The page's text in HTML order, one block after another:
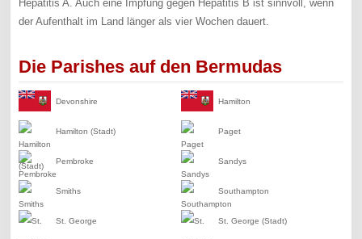
Hepatitis A. Auch eine Impfung gegen Hepatitis B ist sinnvoll, wenn
der Aufenthalt im Land länger als vier Wochen dauert.
Die Parishes auf den Bermudas
Devonshire Hamilton
Hamilton (Stadt) Paget
Pembroke Sandys
Smiths Southampton
St. George St. George (Stadt)